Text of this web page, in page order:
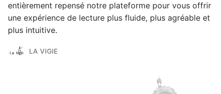
entièrement repensé notre plateforme pour vous offrir
une expérience de lecture plus fluide, plus agréable et
plus intuitive.
LA VIGIE